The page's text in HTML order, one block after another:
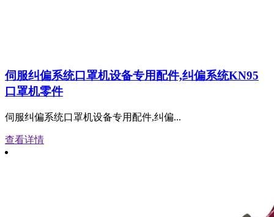
伺服纠偏系统口罩机设备专用配件,纠偏系统KN95
口罩机零件
伺服纠偏系统口罩机设备专用配件,纠偏...
查看详情